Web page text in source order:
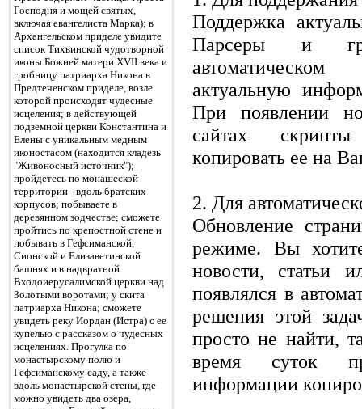
Господня и мощей святых,
включая евангелиста Марка); в
Архангельском приделе увидите
список Тихвинской чудотворной
иконы Божией матери XVII века и
гробницу патриарха Никона в
Предтеченском приделе, возле
которой происходят чудесные
исцеления; в действующей
подземной церкви Константина и
Елены с уникальным медным
иконостасом (находится кладезь
"Живоносный источник");
пройдетесь по монашеской
территории - вдоль братских
корпусов; побываете в
деревянном зодчестве; сможете
пройтись по крепостной стене и
побывать в Гефсиманской,
Сионской и Елизаветинской
башнях и в надвратной
Входоиерусалимской церкви над
Золотыми воротами; у скита
патриарха Никона; сможете
увидеть реку Иордан (Истра) с ее
купелью с рассказом о чудесных
исцелениях. Прогулка по
монастырскому полю и
Гефсиманскому саду, а также
вдоль монастырской стены, где
можно увидеть два озера,
Поддержка
Парсеры и
актуальную
При появлении
сайтах скрипты
копировать ее на
2. Для
Обновление
режиме. Вы
новости, статьи
появлялся в
решения этой
просто не найти,
время суток
информации